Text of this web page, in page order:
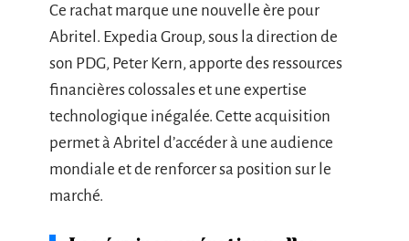
Ce rachat marque une nouvelle ère pour
Abritel. Expedia Group, sous la direction de
son PDG, Peter Kern, apporte des ressources
financières colossales et une expertise
technologique inégalée. Cette acquisition
permet à Abritel d’accéder à une audience
mondiale et de renforcer sa position sur le
marché.